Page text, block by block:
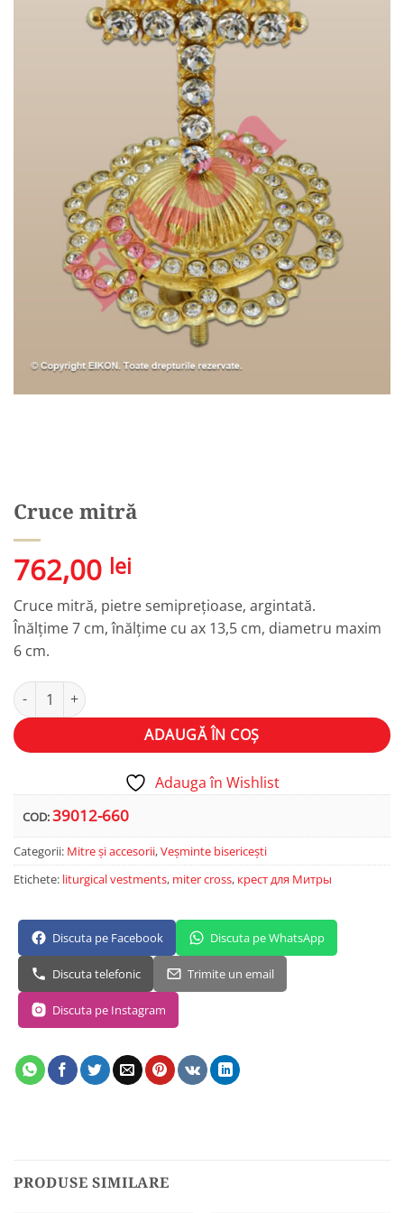
Cruce mitră
762,00 lei
Cruce mitră, pietre semiprețioase, argintată.
Înălțime 7 cm, înălțime cu ax 13,5 cm, diametru maxim
6 cm.
Cantitate Cruce mitră
ADAUGĂ ÎN COȘ
Alternative:
Adauga în Wishlist
COD:39012-660
Categorii: Mitre și accesorii,Veșminte bisericești
Etichete: liturgical vestments, miter cross, крест для Митры
Discuta pe Facebook Discuta pe WhatsApp
Discuta telefonic Trimite un email
Discuta pe Instagram
PRODUSE SIMILARE